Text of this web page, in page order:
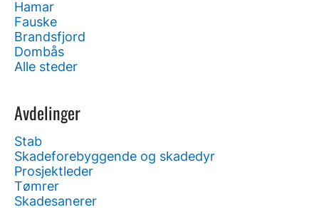
Hamar
Fauske
Brandsfjord
Dombås
Alle steder
Avdelinger
Stab
Skadeforebyggende og skadedyr
Prosjektleder
Tømrer
Skadesanerer